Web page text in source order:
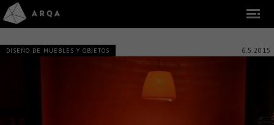
DISEÑO DE MUEBLES Y OBJETOS 6.5.2015